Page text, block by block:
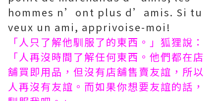
hommes n’ont plus d’amis. Si tu
veux un ami, apprivoise-moi!
「人只了解他馴服了的東西。」狐狸說：
「人再沒時間了解任何東西。他們都在店
舖買即用品，但沒有店舖售賣友誼，所以
人再沒有友誼。而如果你想要友誼的話，